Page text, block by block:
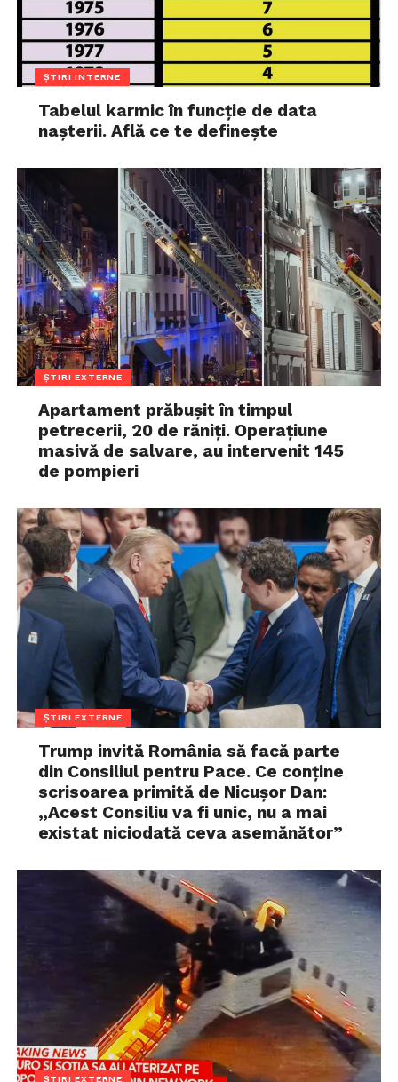
ȘTIRI INTERNE
Tabelul karmic în funcție de data
nașterii. Află ce te definește
ȘTIRI EXTERNE
Apartament prăbușit în timpul
petrecerii, 20 de răniți. Operațiune
masivă de salvare, au intervenit 145
de pompieri
ȘTIRI EXTERNE
Trump invită România să facă parte
din Consiliul pentru Pace. Ce conține
scrisoarea primită de Nicușor Dan:
„Acest Consiliu va fi unic, nu a mai
existat niciodată ceva asemănător”
ȘTIRI EXTERNE